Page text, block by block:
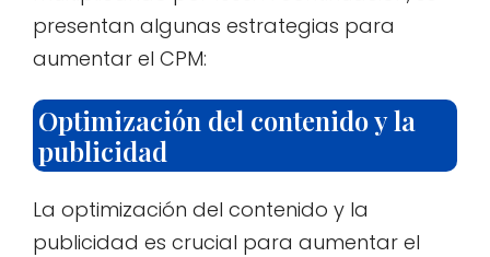
presentan algunas estrategias para
aumentar el CPM:
Optimización del contenido y la
publicidad
La optimización del contenido y la
publicidad es crucial para aumentar el